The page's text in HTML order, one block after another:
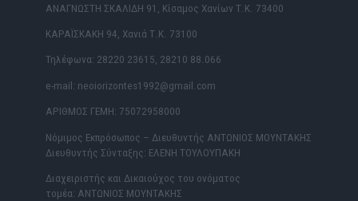
ΑΝΑΓΝΩΣΤΗ ΣΚΑΛΙΔΗ 91, Κίσαμος Χανίων Τ.Κ. 73400
ΚΑΡΑΪΣΚΑΚΗ 94, Χανιά Τ.Κ. 73100
Τηλέφωνα: 28220 23615, 28210 88.066
e-mail: neoiorizontes1992@gmail.com
ΑΡΙΘΜΟΣ ΓΕΜΗ: 75072958000
Νόμιμος Εκπρόσωπος – Διευθυντής ΑΝΤΩΝΙΟΣ ΜΟΥΝΤΑΚΗΣ
Διευθυντής Σύνταξης: ΕΛΕΝΗ ΤΟΥΛΟΥΠΑΚΗ
Διαχειριστής και Δικαιούχος του ονόματος
τομέα: ΑΝΤΩΝΙΟΣ ΜΟΥΝΤΑΚΗΣ